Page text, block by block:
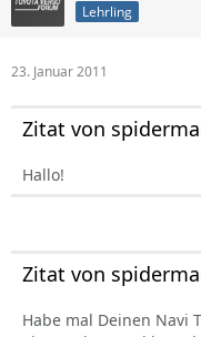
Lehrling
23. Januar 2011
Zitat von
Hallo!
Zitat von
Habe mal Deinen Navi